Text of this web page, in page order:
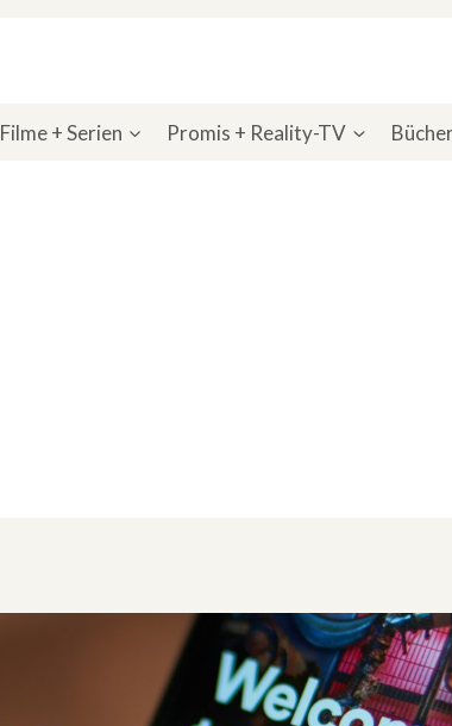
Filme + Serien Promis + Reality-TV